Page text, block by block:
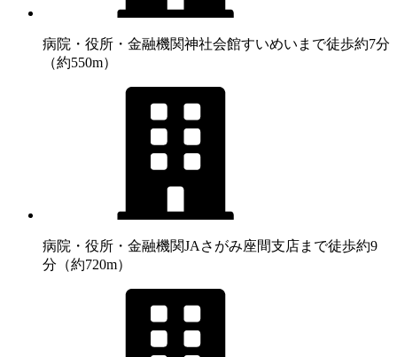
病院・役所・金融機関神社会館すいめいまで徒歩約7分
（約550m）
病院・役所・金融機関JAさがみ座間支店まで徒歩約9
分（約720m）